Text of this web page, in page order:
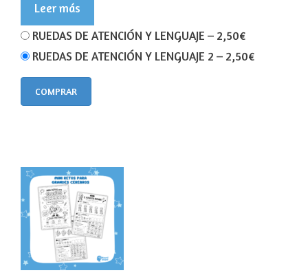
Leer más
RUEDAS DE ATENCIÓN Y LENGUAJE – 2,50€
RUEDAS DE ATENCIÓN Y LENGUAJE 2 – 2,50€
COMPRAR